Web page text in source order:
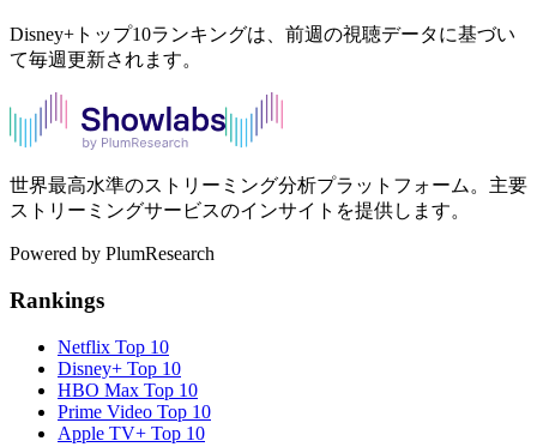
Disney+トップ10ランキングは、前週の視聴データに基づい
て毎週更新されます。
世界最高水準のストリーミング分析プラットフォーム。主要
ストリーミングサービスのインサイトを提供します。
Powered by PlumResearch
Rankings
Netflix Top 10
Disney+ Top 10
HBO Max Top 10
Prime Video Top 10
Apple TV+ Top 10